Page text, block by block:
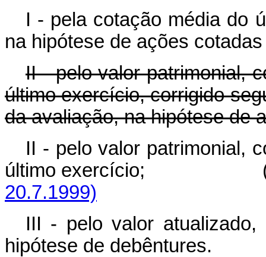
I - pela cotação média do
na hipótese de ações
II - pelo valor patrimonial,
último exercício, corrigido
da avaliação, na hipótese de
II - pelo valor patrimonial,
último exercício;
20.7.1999)
III - pelo valor
hipótese de debêntures.